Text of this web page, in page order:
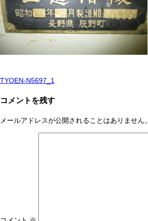
投
稿
ナ
TYOEN-N5697_1
コメントを残す
メールアドレスが公開されることはありません。